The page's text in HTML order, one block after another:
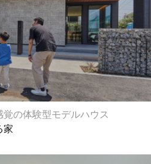
の体験型モデルハウス
家